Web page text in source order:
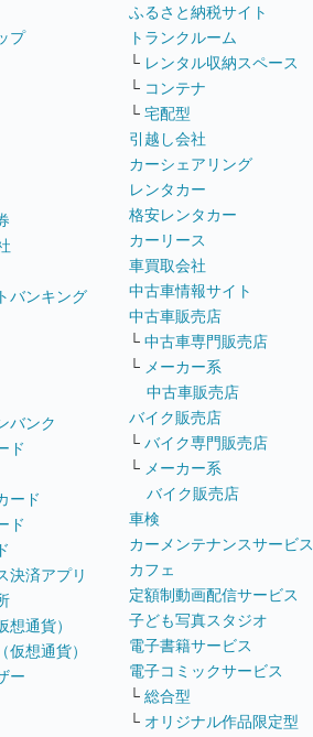
プ
バンキング
バンク
ド
ード
ド
決済アプリ
想通貨）
仮想通貨）
ー
ふるさと納税サイト
トランクルーム
└ レンタル収納スペース
└ コンテナ
└ 宅配型
引越し会社
カーシェアリング
レンタカー
格安レンタカー
カーリース
車買取会社
中古車情報サイト
中古車販売店
└ 中古車専門販売店
└ メーカー系
中古車販売店
バイク販売店
└ バイク専門販売店
└ メーカー系
バイク販売店
車検
カーメンテナンスサービス
カフェ
定額制動画配信サービス
子ども写真スタジオ
電子書籍サービス
電子コミックサービス
└ 総合型
└ オリジナル作品限定型